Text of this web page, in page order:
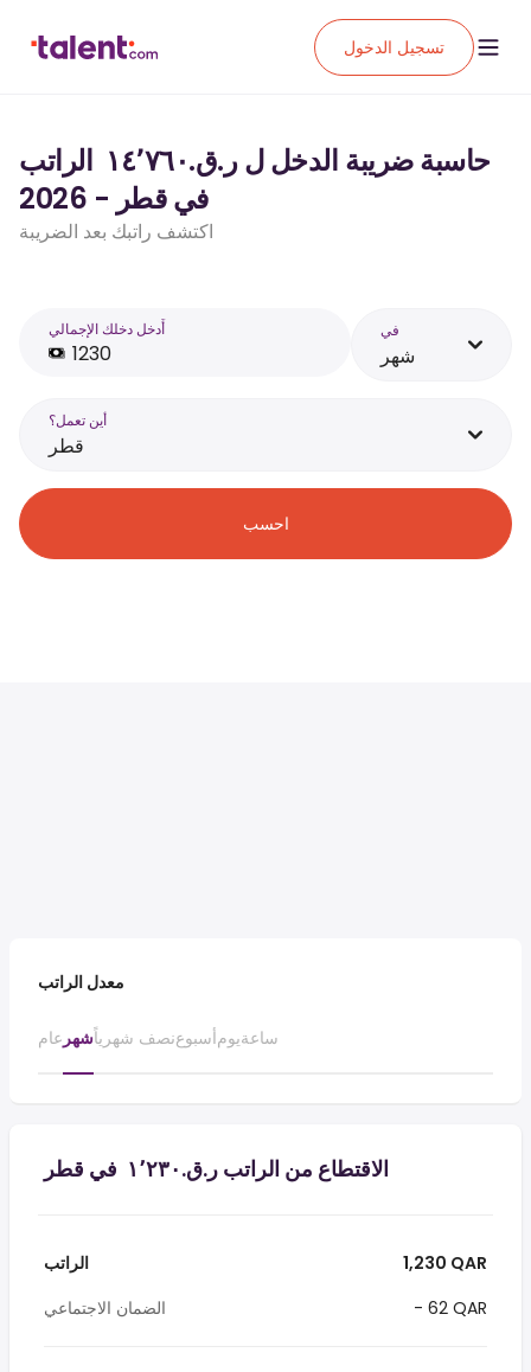
تسجيل الدخول
حاسبة ضريبة الدخل ل ر.ق.‏١٤٬٧٦٠ ‏ الراتب
في قطر - 2026
اكتشف راتبك بعد الضريبة
أَدخل دخلك الإجمالي في
شهر
أين تعمل؟
قطر
احسب
معدل الراتب
عام شهرنصف شهرياًأسبوعيومساعة
الاقتطاع من الراتب ر.ق.‏١٬٢٣٠ ‏ في قطر
الراتب
1,230 QAR
الضمان الاجتماعي
- 62 QAR